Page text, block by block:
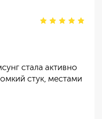
стала активно
стук, местами